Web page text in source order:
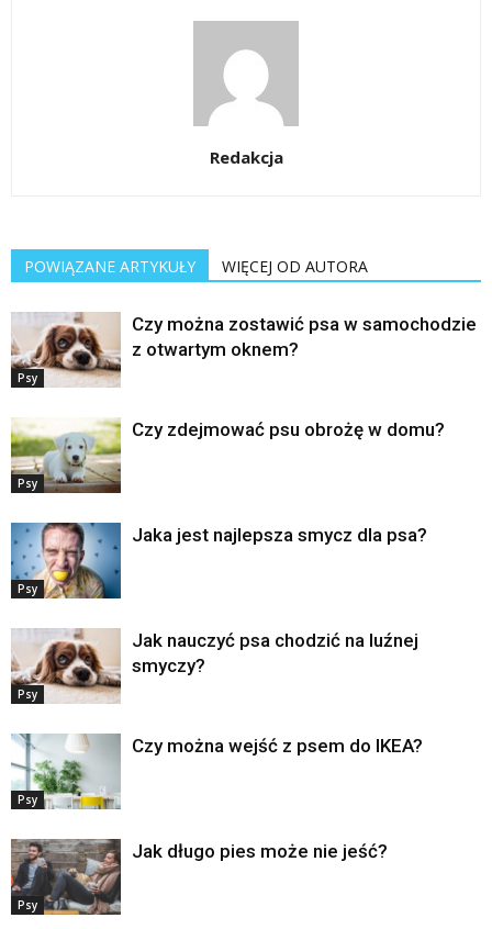
Redakcja
POWIĄZANE ARTYKUŁY WIĘCEJ OD AUTORA
Psy
Czy można zostawić psa w samochodzie
z otwartym oknem?
Psy
Czy zdejmować psu obrożę w domu?
Psy
Jaka jest najlepsza smycz dla psa?
Psy
Jak nauczyć psa chodzić na luźnej
smyczy?
Psy
Czy można wejść z psem do IKEA?
Psy
Jak długo pies może nie jeść?